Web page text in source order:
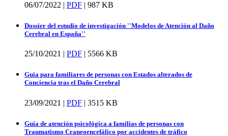
06/07/2022 | PDF | 987 KB
Dossier del estudio de investigación ''Modelos de Atención al Daño
Cerebral en España''
25/10/2021 | PDF | 5566 KB
Guía para familiares de personas con Estados alterados de
Conciencia tras el Daño Cerebral
23/09/2021 | PDF | 3515 KB
Guía de atención psicológica a familias de personas con
Traumatismo Craneoencefálico por accidentes de tráfico